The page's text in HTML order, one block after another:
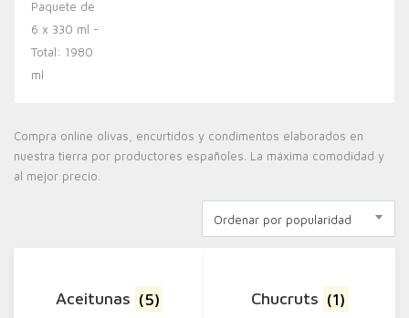
Compra online olivas, encurtidos y condimentos elaborados en
nuestra tierra por productores españoles. La máxima comodidad y
al mejor precio.
Ordenar por popularidad
Aceitunas (5) Chucruts (1)